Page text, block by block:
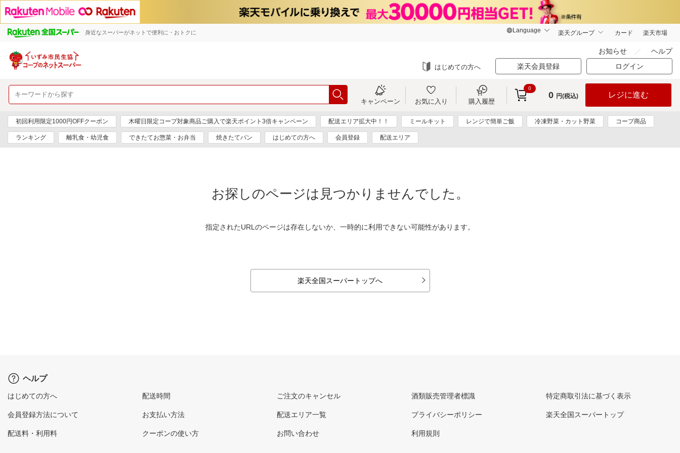
身近なスーパーがネットで便利に・おトクに 楽天グループ カード 楽天市場
お知らせ ヘルプ
はじめての方へ 楽天会員登録 ログイン
キャンペーン お気に入り 購入履歴
0
0 円(税込) レジに進む
初回利用限定1000円OFFクーポン 木曜日限定コープ対象商品ご購入で楽天ポイント3倍キャンペーン 配送エリア拡大中！！ ミールキット レンジで簡単ご飯 冷凍野菜・カット野菜 コープ商品
ランキング 離乳食・幼児食 できたてお惣菜・お弁当 焼きたてパン はじめての方へ 会員登録 配送エリア
お探しのページは見つかりませんでした。
指定されたURLのページは存在しないか、一時的に利用できない可能性があります。
楽天全国スーパートップへ
ヘルプ
はじめての方へ
会員登録方法について
配送料・利用料
配送時間
お支払い方法
クーポンの使い方
ご注文のキャンセル
配送エリア一覧
お問い合わせ
酒類販売管理者標識
プライバシーポリシー
利用規則
特定商取引法に基づく表示
楽天全国スーパートップ